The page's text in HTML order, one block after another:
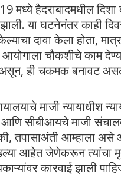
मध्ये हैदराबादमधील
या घटनेनंतर काही
दावा केला होता,
चौकशीचे काम
ही चकमक बनावट
माजी न्यायाधीश
आणि सीबीआयचे माजी
तपासाअंती आम्हाला
आहेत जेणेकरून त्यांचा
कारवाई झाली